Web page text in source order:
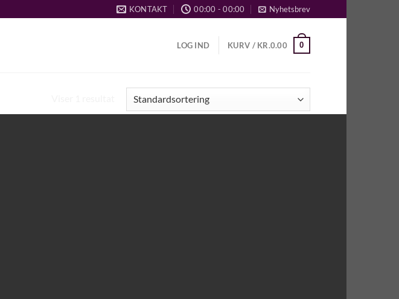
KONTAKT 00:00 - 00:00 Nyhetsbrev
LOG IND KURV / KR.0.00 0